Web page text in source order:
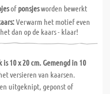
of ponsjesworden bewerkt
Verwarm het motief even
dan op de kaars - klaar!
10 x 20 cm. Gemengd in 10
versieren van kaarsen.
uitgeknipt, geponst of